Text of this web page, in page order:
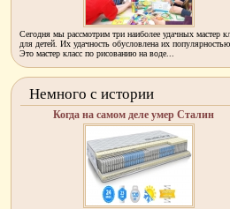
Сегодня мы рассмотрим три наиболее удачных мастер
для детей. Их удачность обусловлена их популярностью.
Это мастер класс по рисованию на воде...
Немного с истории
Когда на самом деле умер Сталин